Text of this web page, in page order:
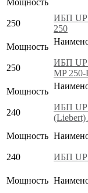
250
ИБП
250
Мощность
250
ИБП
MP
Мощность
240
ИБП
Мощность
240 ИБП
Мощность